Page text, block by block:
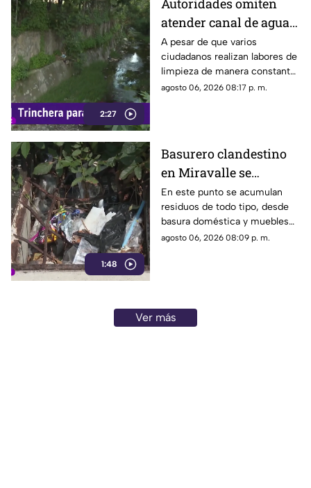
2:27
Autoridades omiten
atender canal de agua
contaminado en
Tonalá
A pesar de que varios
ciudadanos realizan labores de
limpieza de manera constante
en la zona, algunas personas
agosto 06, 2026 08:17 p. m.
1:48
Basurero clandestino
en Miravalle se
convierte en un foco de
infección por
acumulación de
residuos.
En este punto se acumulan
residuos de todo tipo, desde
basura doméstica y muebles
viejos hasta animales muertos,
condiciones insalubres del
lugar.
agosto 06, 2026 08:09 p. m.
Ver más